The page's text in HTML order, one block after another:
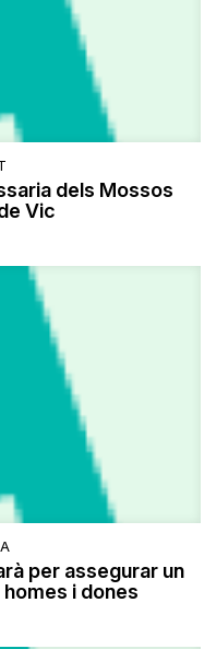
dels Mossos
Vic
per assegurar un
i dones